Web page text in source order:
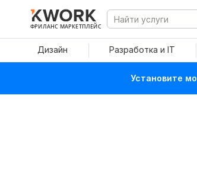
ФРИЛАНС МАРКЕТПЛЕЙС
Дизайн Разработка и IT
Установите